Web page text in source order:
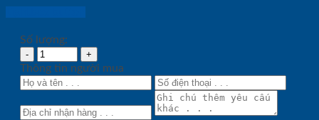
Số lượng:
Thông tin người mua